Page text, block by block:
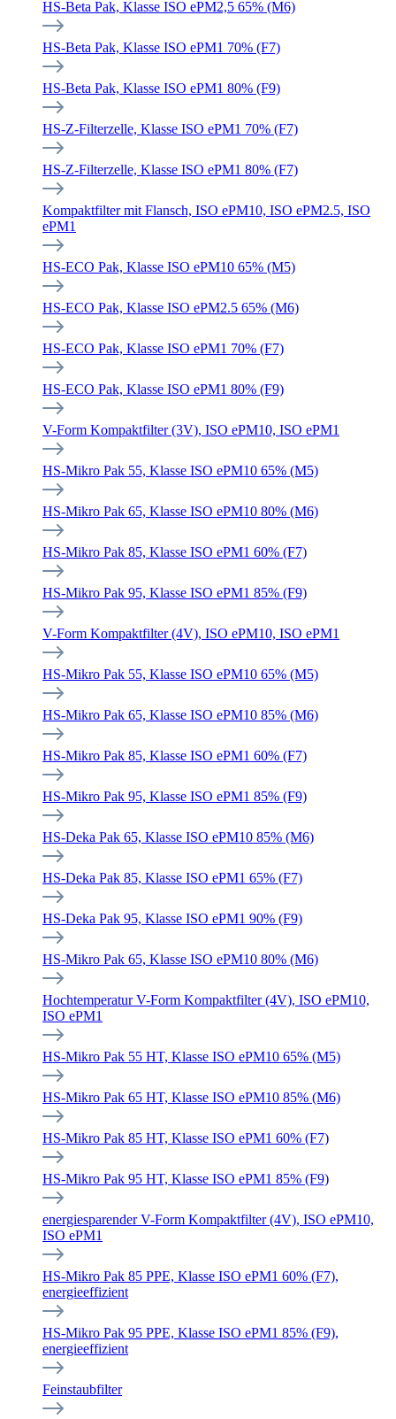
HS-Beta Pak, Klasse ISO ePM2,5 65% (M6)
HS-Beta Pak, Klasse ISO ePM1 70% (F7)
HS-Beta Pak, Klasse ISO ePM1 80% (F9)
HS-Z-Filterzelle, Klasse ISO ePM1 70% (F7)
HS-Z-Filterzelle, Klasse ISO ePM1 80% (F7)
Kompaktfilter mit Flansch, ISO ePM10, ISO ePM2.5, ISO
ePM1
HS-ECO Pak, Klasse ISO ePM10 65% (M5)
HS-ECO Pak, Klasse ISO ePM2.5 65% (M6)
HS-ECO Pak, Klasse ISO ePM1 70% (F7)
HS-ECO Pak, Klasse ISO ePM1 80% (F9)
V-Form Kompaktfilter (3V), ISO ePM10, ISO ePM1
HS-Mikro Pak 55, Klasse ISO ePM10 65% (M5)
HS-Mikro Pak 65, Klasse ISO ePM10 80% (M6)
HS-Mikro Pak 85, Klasse ISO ePM1 60% (F7)
HS-Mikro Pak 95, Klasse ISO ePM1 85% (F9)
V-Form Kompaktfilter (4V), ISO ePM10, ISO ePM1
HS-Mikro Pak 55, Klasse ISO ePM10 65% (M5)
HS-Mikro Pak 65, Klasse ISO ePM10 85% (M6)
HS-Mikro Pak 85, Klasse ISO ePM1 60% (F7)
HS-Mikro Pak 95, Klasse ISO ePM1 85% (F9)
HS-Deka Pak 65, Klasse ISO ePM10 85% (M6)
HS-Deka Pak 85, Klasse ISO ePM1 65% (F7)
HS-Deka Pak 95, Klasse ISO ePM1 90% (F9)
HS-Mikro Pak 65, Klasse ISO ePM10 80% (M6)
Hochtemperatur V-Form Kompaktfilter (4V), ISO ePM10,
ISO ePM1
HS-Mikro Pak 55 HT, Klasse ISO ePM10 65% (M5)
HS-Mikro Pak 65 HT, Klasse ISO ePM10 85% (M6)
HS-Mikro Pak 85 HT, Klasse ISO ePM1 60% (F7)
HS-Mikro Pak 95 HT, Klasse ISO ePM1 85% (F9)
energiesparender V-Form Kompaktfilter (4V), ISO ePM10,
ISO ePM1
HS-Mikro Pak 85 PPE, Klasse ISO ePM1 60% (F7),
energieeffizient
HS-Mikro Pak 95 PPE, Klasse ISO ePM1 85% (F9),
energieeffizient
Feinstaubfilter